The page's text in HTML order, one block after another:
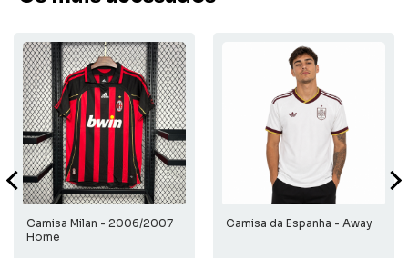
Camisa Milan - 2006/2007
Home
Camisa da Espanha - Away